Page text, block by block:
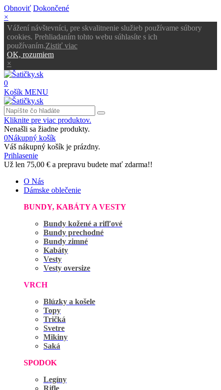
Obnoviť Dokončené
×
Vážení návštevníci, pre skvalitnenie služieb používame súbory
cookies. Prehliadaním tohto webu súhlasíte s ich
používaním.Zistiť viac
OK, rozumiem
×
0
Košík MENU
Kliknite pre viac produktov.
Nenašli sa žiadne produkty.
0Nákupný košík
Váš nákupný košík je prázdny.
Prihlasenie
Už len 75,00 € a prepravu budete mať zdarma!!
O Nás
Dámske oblečenie
BUNDY, KABÁTY A VESTY
Bundy kožené a rifľové
Bundy prechodné
Bundy zimné
Kabáty
Vesty
Vesty oversize
VRCH
Blúzky a košele
Topy
Tričká
Svetre
Mikiny
Saká
SPODOK
Legíny
Rifle